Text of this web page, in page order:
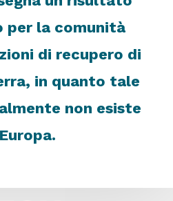
per la comunità
di recupero di
in quanto tale
non esiste